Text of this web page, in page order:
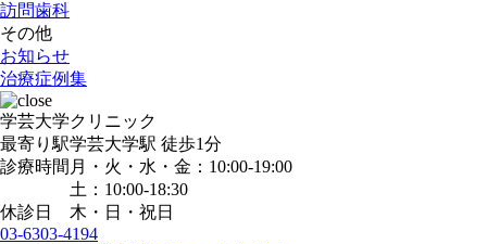
訪問歯科
その他
お知らせ
治療症例集
学芸大学クリニック
最寄り駅学芸大学駅 徒歩1分
診療時間 月・火・水・金：10:00-19:00
土：10:00-18:30
休診日
木・日・祝日
03-6303-4194